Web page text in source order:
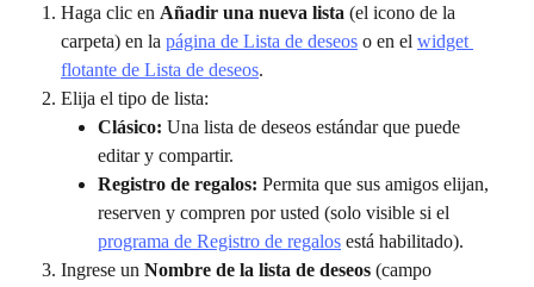
Haga clic en Añadir una nueva lista (el icono de la
carpeta) en la página de Lista de deseos o en el widget
flotante de Lista de deseos.
Elija el tipo de lista:
Clásico: Una lista de deseos estándar que puede
editar y compartir.
Registro de regalos: Permita que sus amigos elijan,
reserven y compren por usted (solo visible si el
programa de Registro de regalos está habilitado).
Ingrese un Nombre de la lista de deseos (campo